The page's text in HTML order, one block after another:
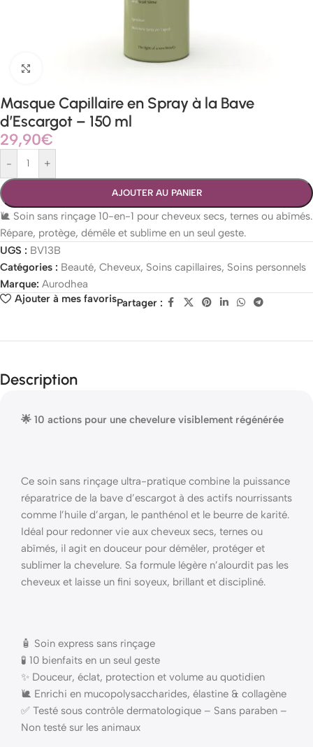
Masque Capillaire en Spray à la Bave
d’Escargot – 150 ml
29,90€
- +
AJOUTER AU PANIER
🐌 Soin sans rinçage 10-en-1 pour cheveux secs, ternes ou abîmés.
Répare, protège, démêle et sublime en un seul geste.
UGS : BV13B
Catégories : Beauté, Cheveux, Soins capillaires, Soins personnels
Marque: Aurodhea
Ajouter à mes favorisPartager :
Description
🌟 10 actions pour une chevelure visiblement régénérée
Ce soin sans rinçage ultra-pratique combine la puissance
réparatrice de la bave d’escargot à des actifs nourrissants
comme l’huile d’argan, le panthénol et le beurre de karité.
Idéal pour redonner vie aux cheveux secs, ternes ou
abîmés, il agit en douceur pour démêler, protéger et
sublimer la chevelure. Sa formule légère n’alourdit pas les
cheveux et laisse un fini soyeux, brillant et discipliné.
🧴 Soin express sans rinçage
🧪 10 bienfaits en un seul geste
✨ Douceur, éclat, protection et volume au quotidien
🐌 Enrichi en mucopolysaccharides, élastine & collagène
✅ Testé sous contrôle dermatologique – Sans paraben –
Non testé sur les animaux